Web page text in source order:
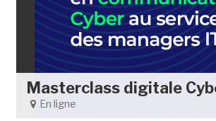
Masterclass digitale
En ligne